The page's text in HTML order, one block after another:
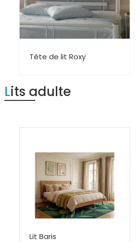
Tête de lit Roxy
Lits adulte
Lit Baris